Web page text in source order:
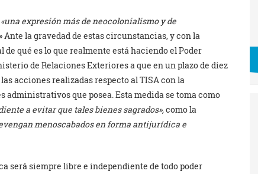
«una expresión más de neocolonialismo y de
» Ante la gravedad de estas circunstancias, y con la
qué es lo que realmente está haciendo el Poder
de Relaciones Exteriores a que en un plazo de diez
acciones realizadas respecto al TISA con la
administrativos que posea. Esta medida se toma como
a evitar que tales bienes sagrados»,como la
menoscabados en forma antijurídica e
será siempre libre e independiente de todo poder